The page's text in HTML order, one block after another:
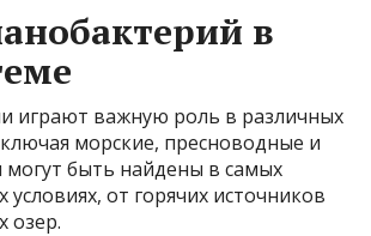
в
играют важную роль в различных
морские, пресноводные и
быть найдены в самых
условиях, от горячих источников
озер.